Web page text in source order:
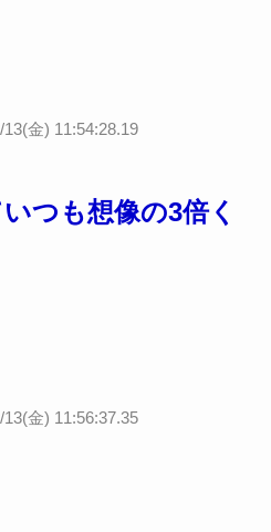
13(金) 11:54:28.19
つも想像の3倍く
13(金) 11:56:37.35